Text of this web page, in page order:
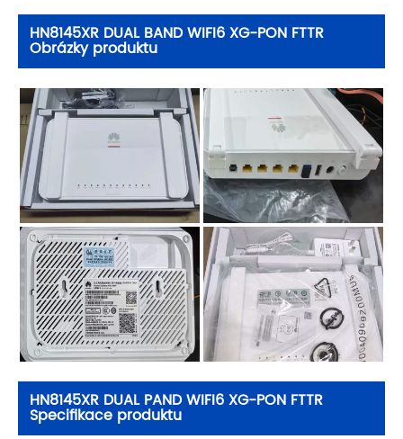
HN8145XR DUAL BAND WIFI6 XG-PON FTTR
Obrázky produktu
HN8145XR DUAL PAND WIFI6 XG-PON FTTR
Specifikace produktu